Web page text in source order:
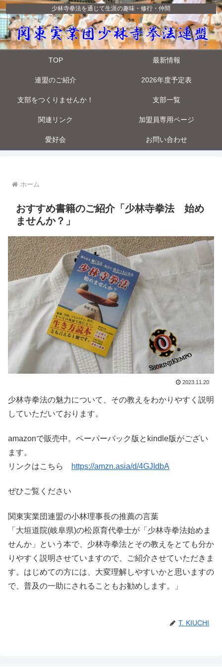
少林寺拳法を通じて生涯の趣味・修行・仲間
TOP 最新情報
連盟のご紹介 2026年度予定表
支部をつくりませんか！ 支部一覧
関連リンク 加盟員専用ページ
愛好会 お問い合わせ
ホーム
おすすめ書籍のご紹介「少林寺拳法 始め
ませんか？」
2023.11.20
少林寺拳法の魅力について、その教えをわかりやすく説明
していただいております。
amazonで販売中。ペーパーバック版とkindle版がござい
ます。
リンクはこちら
https://amzn.asia/d/4GJIdbA
ぜひご覧ください
関東実業団連盟の小林理事長の推薦の言葉
「大垣道院(岐阜県)の松原育代拳士が「少林寺拳法始めま
せんか」という本で、少林寺拳法とその教えをとても分か
りやすく説明させていますので、ご紹介させていただきま
す。はじめての方には、大変理解しやすいかと思いますの
で、普及の一助にされることもお勧めします。」
T. KIUCHI